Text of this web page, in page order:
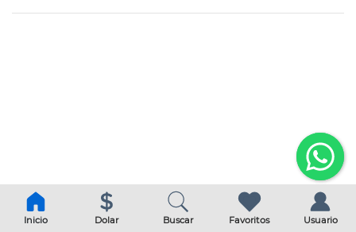
Inicio Dolar Buscar Favoritos Usuario